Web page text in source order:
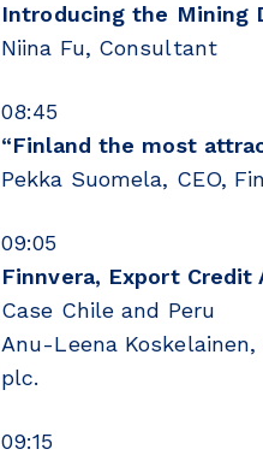
Introducing the Mining
Niina Fu, Consultant
08:45
“Finland the most
Pekka Suomela, CEO,
09:05
Finnvera, Export Credit
Case Chile and Peru
Anu-Leena
plc.
09:15